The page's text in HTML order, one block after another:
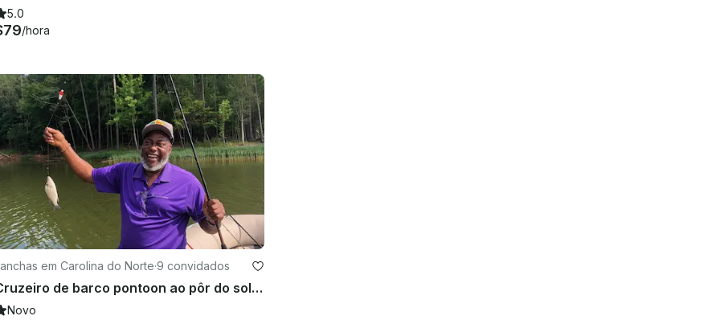
você é responsável por reabastecer o
de combustível pré-pago não for selecionada,
devolvido em uma condição que exija limpeza
5.0
/hora
em Carolina do Norte·9 convidados
Cruzeiro de barco pontoon ao pôr do sol - Sun Tracker Party Barge 20 DLX
Novo